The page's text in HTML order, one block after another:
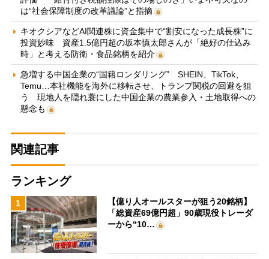
は“社会保障制度の改革議論”と指摘
キオクシアなどAI関連株に資金集中で“割安になった成長株”に
投資妙味 資産1.5億円超の坂本慎太郎さんが「絶好の仕込み
時」と考える防衛・食品銘柄を紹介
急増する中国企業の“国籍ロンダリング” SHEIN、TikTok、
Temu…本社機能を海外に移転させ、トランプ関税の回避を狙
う 現地人を隠れ蓑にした中国企業の農業参入・土地取得への
懸念も
関連記事
ランキング
1
【億り人オールスターが狙う20銘柄】
「総資産69億円超」90歳現役トレーダ
ーから“10…